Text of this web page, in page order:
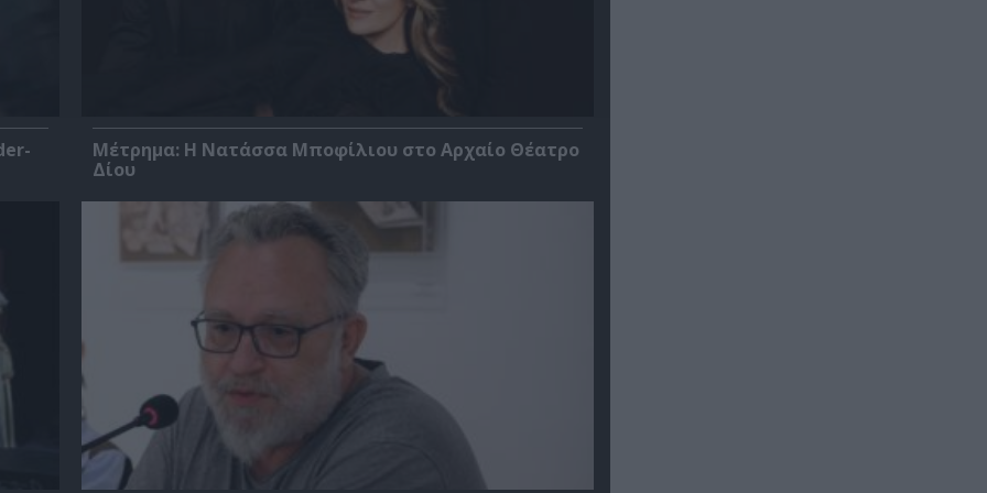
Μέτρημα: Η Νατάσσα Μποφίλιου στο Αρχαίο Θέατρο
Δίου